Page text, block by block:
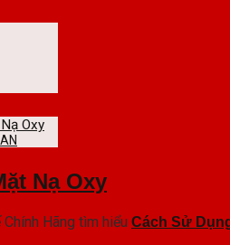
Oxy
Nạ Oxy
Hãng tìm hiểu Cách Sử